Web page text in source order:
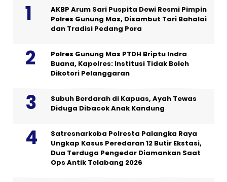
AKBP Arum Sari Puspita Dewi Resmi Pimpin
Polres Gunung Mas, Disambut Tari Bahalai
dan Tradisi Pedang Pora
Polres Gunung Mas PTDH Briptu Indra
Buana, Kapolres: Institusi Tidak Boleh
Dikotori Pelanggaran
Subuh Berdarah di Kapuas, Ayah Tewas
Diduga Dibacok Anak Kandung
Satresnarkoba Polresta Palangka Raya
Ungkap Kasus Peredaran 12 Butir Ekstasi,
Dua Terduga Pengedar Diamankan Saat
Ops Antik Telabang 2026